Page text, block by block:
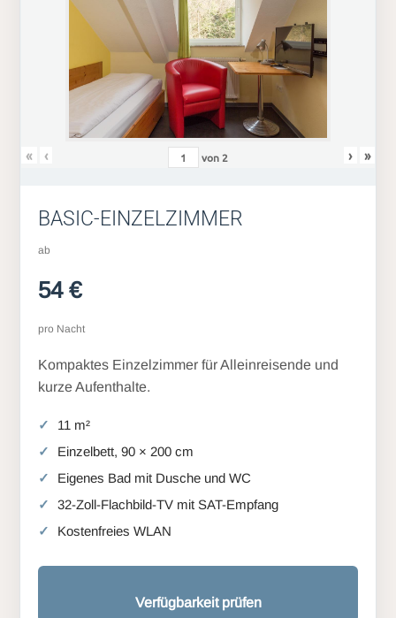
« ‹ von 2 › »
BASIC-EINZELZIMMER
ab
54 €
pro Nacht
Kompaktes Einzelzimmer für Alleinreisende und
kurze Aufenthalte.
11 m²
Einzelbett, 90 × 200 cm
Eigenes Bad mit Dusche und WC
32-Zoll-Flachbild-TV mit SAT-Empfang
Kostenfreies WLAN
Verfügbarkeit prüfen